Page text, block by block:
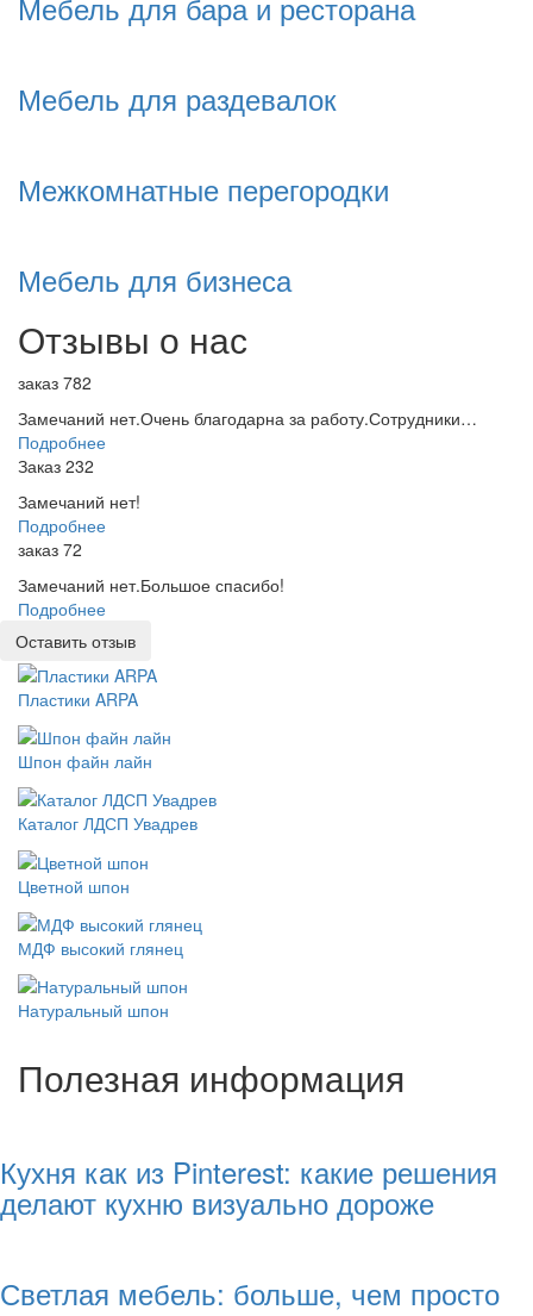
Мебель для раздевалок
Межкомнатные перегородки
Мебель для бизнеса
Отзывы о нас
заказ 782
Замечаний нет.Очень благодарна за работу.Сотрудники…
Подробнее
Заказ 232
Замечаний нет!
Подробнее
заказ 72
Замечаний нет.Большое спасибо!
Подробнее
Оставить отзыв
Пластики ARPA
Шпон файн лайн
Каталог ЛДСП Увадрев
Цветной шпон
МДФ высокий глянец
Натуральный шпон
Полезная информация
Кухня как из Pinterest: какие решения
делают кухню визуально дороже
Светлая мебель: больше, чем просто